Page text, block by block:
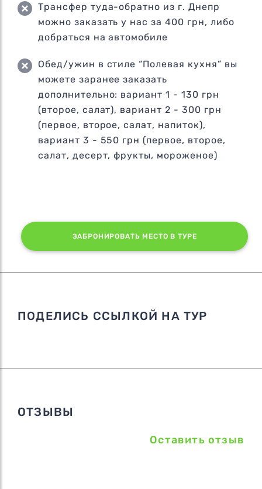
Трансфер туда-обратно из г. Днепр
можно заказать у нас за 400 грн, либо
добраться на автомобиле
Обед/ужин в стиле “Полевая кухня” вы
можете заранее заказать
дополнительно: вариант 1 - 130 грн
(второе, салат), вариант 2 - 300 грн
(первое, второе, салат, напиток),
вариант 3 - 550 грн (первое, второе,
салат, десерт, фрукты, мороженое)
ЗАБРОНИРОВАТЬ МЕСТО В ТУРЕ
ПОДЕЛИСЬ ССЫЛКОЙ НА ТУР
ОТЗЫВЫ
Оставить отзыв